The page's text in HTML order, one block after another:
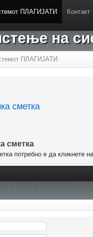
ПЛАГИЈАТИ Контакт
на
ПЛАГИЈАТИ
сметка
сметка
потребно е да кликнете